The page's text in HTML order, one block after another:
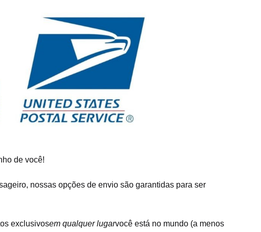
de você!
nossas opções de envio são garantidas para ser
exclusivosem qualquer lugarvocê está no mundo (a menos